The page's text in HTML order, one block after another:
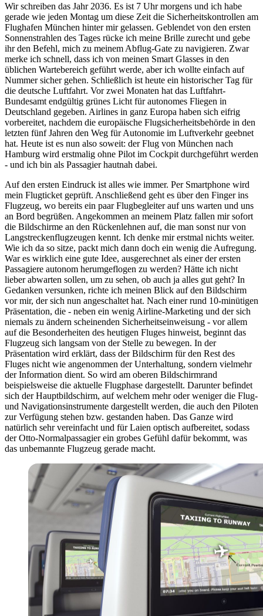
Wir schreiben das Jahr 2036. Es ist 7 Uhr morgens und ich habe
gerade wie jeden Montag um diese Zeit die Sicherheitskontrollen am
Flughafen München hinter mir gelassen. Geblendet von den ersten
Sonnenstrahlen des Tages rücke ich meine Brille zurecht und gebe
ihr den Befehl, mich zu meinem Abflug-Gate zu navigieren. Zwar
merke ich schnell, dass ich von meinen Smart Glasses in den
üblichen Wartebereich geführt werde, aber ich wollte einfach auf
Nummer sicher gehen. Schließlich ist heute ein historischer Tag für
die deutsche Luftfahrt. Vor zwei Monaten hat das Luftfahrt-
Bundesamt endgültig grünes Licht für autonomes Fliegen in
Deutschland gegeben. Airlines in ganz Europa haben sich eifrig
vorbereitet, nachdem die europäische Flugsicherheitsbehörde in den
letzten fünf Jahren den Weg für Autonomie im Luftverkehr geebnet
hat. Heute ist es nun also soweit: der Flug von München nach
Hamburg wird erstmalig ohne Pilot im Cockpit durchgeführt werden
- und ich bin als Passagier hautnah dabei.
Auf den ersten Eindruck ist alles wie immer. Per Smartphone wird
mein Flugticket geprüft. Anschließend geht es über den Finger ins
Flugzeug, wo bereits ein paar Flugbegleiter auf uns warten und uns
an Bord begrüßen. Angekommen an meinem Platz fallen mir sofort
die Bildschirme an den Rückenlehnen auf, die man sonst nur von
Langstreckenflugzeugen kennt. Ich denke mir erstmal nichts weiter.
Wie ich da so sitze, packt mich dann doch ein wenig die Aufregung.
War es wirklich eine gute Idee, ausgerechnet als einer der ersten
Passagiere autonom herumgeflogen zu werden? Hätte ich nicht
lieber abwarten sollen, um zu sehen, ob auch ja alles gut geht? In
Gedanken versunken, richte ich meinen Blick auf den Bildschirm
vor mir, der sich nun angeschaltet hat. Nach einer rund 10-minütigen
Präsentation, die - neben ein wenig Airline-Marketing und der sich
niemals zu ändern scheinenden Sicherheitseinweisung - vor allem
auf die Besonderheiten des heutigen Fluges hinweist, beginnt das
Flugzeug sich langsam von der Stelle zu bewegen. In der
Präsentation wird erklärt, dass der Bildschirm für den Rest des
Fluges nicht wie angenommen der Unterhaltung, sondern vielmehr
der Information dient. So wird am oberen Bildschirmrand
beispielsweise die aktuelle Flugphase dargestellt. Darunter befindet
sich der Hauptbildschirm, auf welchem mehr oder weniger die Flug-
und Navigationsinstrumente dargestellt werden, die auch den Piloten
zur Verfügung stehen bzw. gestanden haben. Das Ganze wird
natürlich sehr vereinfacht und für Laien optisch aufbereitet, sodass
der Otto-Normalpassagier ein grobes Gefühl dafür bekommt, was
das unbemannte Flugzeug gerade macht.